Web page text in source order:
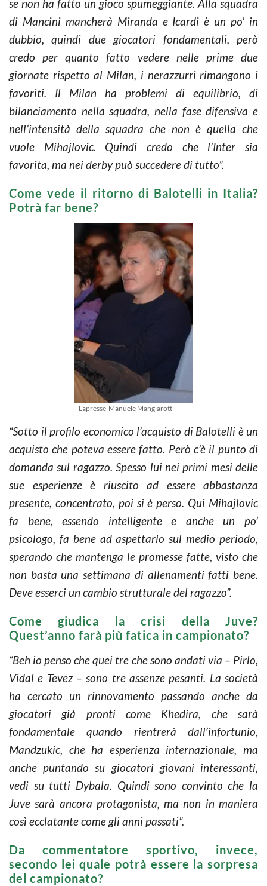
se non ha fatto un gioco spumeggiante. Alla squadra
di Mancini mancherà Miranda e Icardi è un po’ in
dubbio, quindi due giocatori fondamentali, però
credo per quanto fatto vedere nelle prime due
giornate rispetto al Milan, i nerazzurri rimangono i
favoriti. Il Milan ha problemi di equilibrio, di
bilanciamento nella squadra, nella fase difensiva e
nell’intensità della squadra che non è quella che
vuole Mihajlovic. Quindi credo che l’Inter sia
favorita, ma nei derby può succedere di tutto”.
Come vede il ritorno di Balotelli in Italia?
Potrà far bene?
Lapresse-Manuele Mangiarotti
“Sotto il profilo economico l’acquisto di Balotelli è un
acquisto che poteva essere fatto. Però c’è il punto di
domanda sul ragazzo. Spesso lui nei primi mesi delle
sue esperienze è riuscito ad essere abbastanza
presente, concentrato, poi si è perso. Qui Mihajlovic
fa bene, essendo intelligente e anche un po’
psicologo, fa bene ad aspettarlo sul medio periodo,
sperando che mantenga le promesse fatte, visto che
non basta una settimana di allenamenti fatti bene.
Deve esserci un cambio strutturale del ragazzo”.
Come giudica la crisi della Juve?
Quest’anno farà più fatica in campionato?
“Beh io penso che quei tre che sono andati via – Pirlo,
Vidal e Tevez – sono tre assenze pesanti. La società
ha cercato un rinnovamento passando anche da
giocatori già pronti come Khedira, che sarà
fondamentale quando rientrerà dall’infortunio,
Mandzukic, che ha esperienza internazionale, ma
anche puntando su giocatori giovani interessanti,
vedi su tutti Dybala. Quindi sono convinto che la
Juve sarà ancora protagonista, ma non in maniera
così ecclatante come gli anni passati”.
Da commentatore sportivo, invece,
secondo lei quale potrà essere la sorpresa
del campionato?